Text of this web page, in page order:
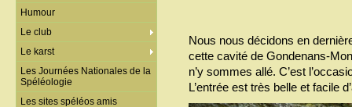
Nous nous décidons en
cette cavité de Gondenans-
n’y sommes allé. C’est
L’entrée est très belle et facile
Humour
Le club
Le karst
Les Journées Nationales de la
Spéléologie
Les sites spéléos amis